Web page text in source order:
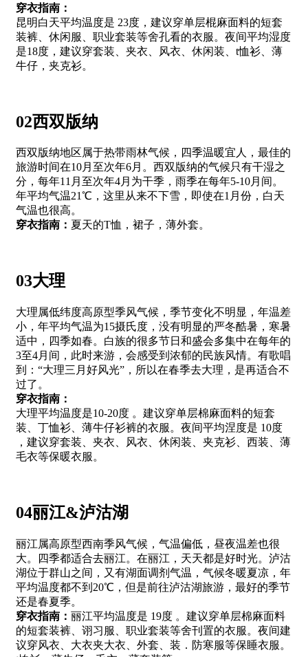
穿衣指南：
昆明白天平均温度是 23度，建议穿单层棍麻面料的短套
装裤、休闲服、职业套装等舍孔看的衣服。夜间平均湿度
是18度，建议穿套装、夹衣、风衣、休闲装、t恤衫、薄
牛仔，夹克衫。
02西双版纳
西双版纳地区属于热带雨林气候，四季温暖宜人，最佳的
旅游时间在10月至次年6月。西双版纳的气候只有干湿之
分，每年11月至次年4月为干季，雨季在每年5-10月间。
年平均气温21℃，这里从来不下雪，即使在1月份，白天
气温也很高。
穿衣指南： 夏天的T恤，裙子，薄外套。
03大理
大理属低纬度高原型季风气候，季节变化不明显，年温差
小，年平均气温为15摄氏度，没有明显的严冬酷暑，寒暑
适中，四季如春。白族的很多节日和盛会多集中在每年的
3至4月间，此时来游，会感受到浓郁的民族风情。有歌唱
到：“大理三月好风光”，所以在春季去大理，是再适合不
过了。
穿衣指南：
大理平均温度是10-20度 。建议穿单层棉麻面料的短套
装、丁恤衫、薄牛仔衫裤的衣服。夜间平均涅度是 10度
，建议穿套装、夹衣、风衣、休闲装、夹克衫、西装、薄
毛衣等保暖衣服。
04丽江&泸沽湖
丽江属高原型西南季风气候，气温偏低，昼夜温差也很
大。四季都适合去丽江。在丽江，天天都是好时光。泸沽
湖位于群山之间，又有湖面调剂气温，气候冬暖夏凉，年
平均温度都不到20℃，但是前往泸沽湖旅游，最好的季节
还是春夏季。
穿衣指南： 丽江平均温度是 19度 。建议穿单层棉麻面料
的短套装裤、诩习服、职业套装等舍刊置的衣服。夜间建
议穿风衣、大衣夹大衣、外套、装．防寒服等保睡衣服。